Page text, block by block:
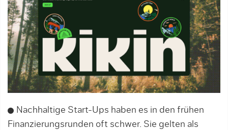
Nachhaltige Start-Ups haben es in den frühen
Finanzierungsrunden oft schwer. Sie gelten als